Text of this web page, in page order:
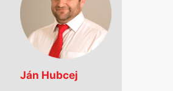
Ján Hubcej